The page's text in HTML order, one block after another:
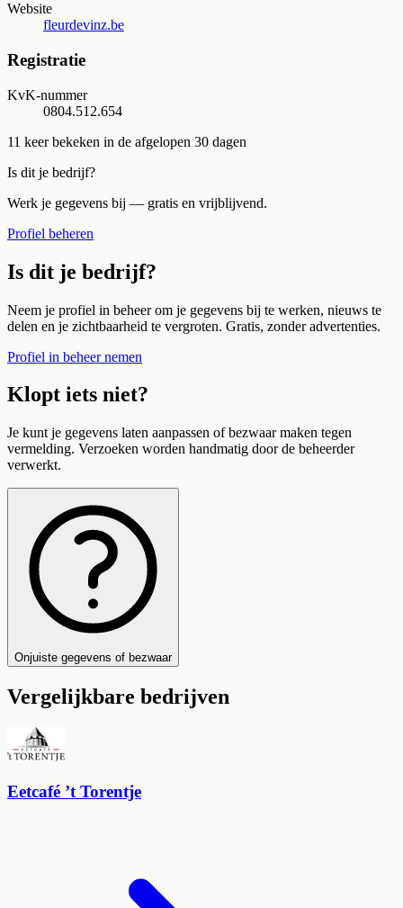
Website
fleurdevinz.be
Registratie
KvK-nummer
0804.512.654
11 keer bekeken in de afgelopen 30 dagen
Is dit je bedrijf?
Werk je gegevens bij — gratis en vrijblijvend.
Profiel beheren
Is dit je bedrijf?
Neem je profiel in beheer om je gegevens bij te werken, nieuws te
delen en je zichtbaarheid te vergroten. Gratis, zonder advertenties.
Profiel in beheer nemen
Klopt iets niet?
Je kunt je gegevens laten aanpassen of bezwaar maken tegen
vermelding. Verzoeken worden handmatig door de beheerder
verwerkt.
Onjuiste gegevens of bezwaar
Vergelijkbare bedrijven
Eetcafé ’t Torentje